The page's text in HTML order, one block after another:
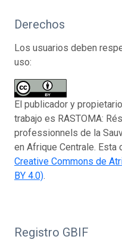
Derechos
Los usuarios deben
uso:
El publicador y
trabajo es RASTOMA:
professionnels de la
en Afrique Centrale. Esta
Creative Commons de
BY 4.0).
Registro GBIF